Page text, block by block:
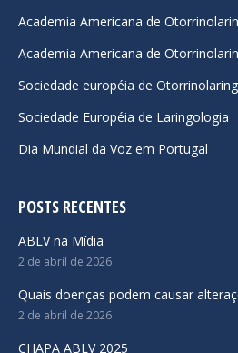
new
window
new
window
new
window
Academia Americana de
Academia Americana de
Sociedade européia de
Sociedade Européia de Laringologia
Dia Mundial da Voz em Portugal
POSTS RECENTES
ABLV na Mídia
2 de abril de 2026
Quais doenças podem causar
2 de abril de 2026
CHAPA ABLV 2025